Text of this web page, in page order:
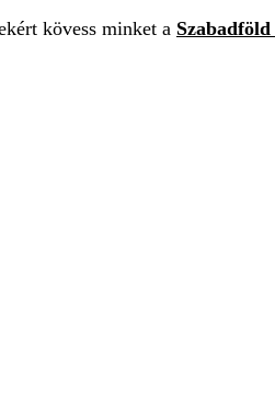
kövess minket a Szabadföld